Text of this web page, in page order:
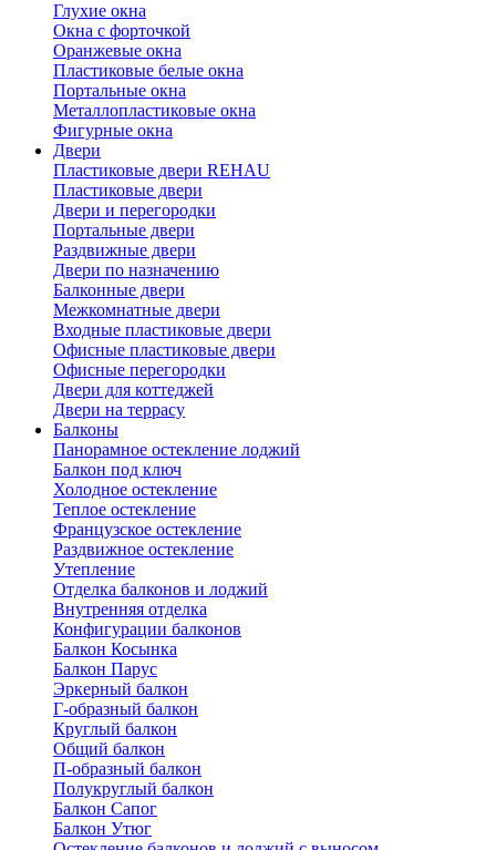
Глухие окна
Окна с форточкой
Оранжевые окна
Пластиковые белые окна
Портальные окна
Металлопластиковые окна
Фигурные окна
Двери
Пластиковые двери REHAU
Пластиковые двери
Двери и перегородки
Портальные двери
Раздвижные двери
Двери по назначению
Балконные двери
Межкомнатные двери
Входные пластиковые двери
Офисные пластиковые двери
Офисные перегородки
Двери для коттеджей
Двери на террасу
Балконы
Панорамное остекление лоджий
Балкон под ключ
Холодное остекление
Теплое остекление
Французское остекление
Раздвижное остекление
Утепление
Отделка балконов и лоджий
Внутренняя отделка
Конфигурации балконов
Балкон Косынка
Балкон Парус
Эркерный балкон
Г-образный балкон
Круглый балкон
Общий балкон
П-образный балкон
Полукруглый балкон
Балкон Сапог
Балкон Утюг